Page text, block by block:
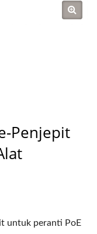
Penjepit
untuk peranti PoE